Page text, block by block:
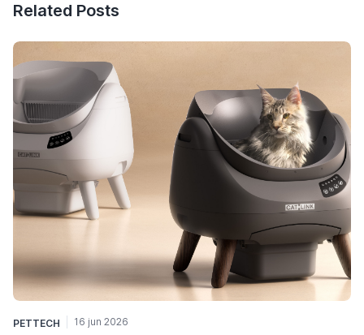
Related Posts
PETTECH 16 jun 2026